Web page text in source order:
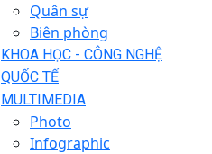
Quân sự
Biên phòng
KHOA HỌC - CÔNG NGHỆ
QUỐC TẾ
MULTIMEDIA
Photo
Infographic